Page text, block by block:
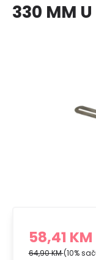
330 MM U
58,41 KM
64,90 KM(10%